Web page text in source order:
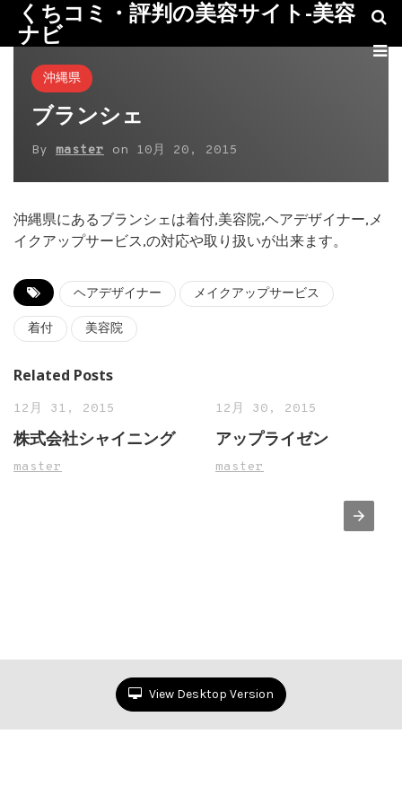
くちコミ・評判の美容サイト-美容
ナビ
沖縄県
ブランシェ
By master on 10月 20, 2015
沖縄県にあるブランシェは着付,美容院,ヘアデザイナー,メ
イクアップサービス,の対応や取り扱いが出来ます。
ヘアデザイナー メイクアップサービス
着付 美容院
Related Posts
12月 31, 2015
株式会社シャイニング
master
12月 30, 2015
アップライゼン
master
View Desktop Version